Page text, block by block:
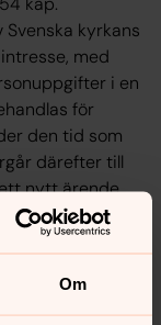
Om
kyrkans
med
i en
för
den tid som
därefter till
nytt ärende
behandling.
rörande den